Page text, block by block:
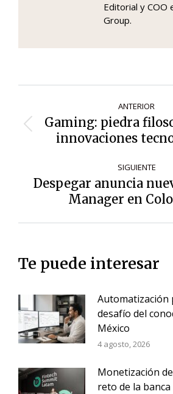
Editorial y COO
Group.
de
entradas
ANTERIOR
Entrada
Gaming: piedra
innovaciones
SIGUIENTE
entrada:
Despegar anuncia
Manager en
Te puede interesar
Automatización
desafío del
México
4 agosto, 2026
Monetización
reto de la